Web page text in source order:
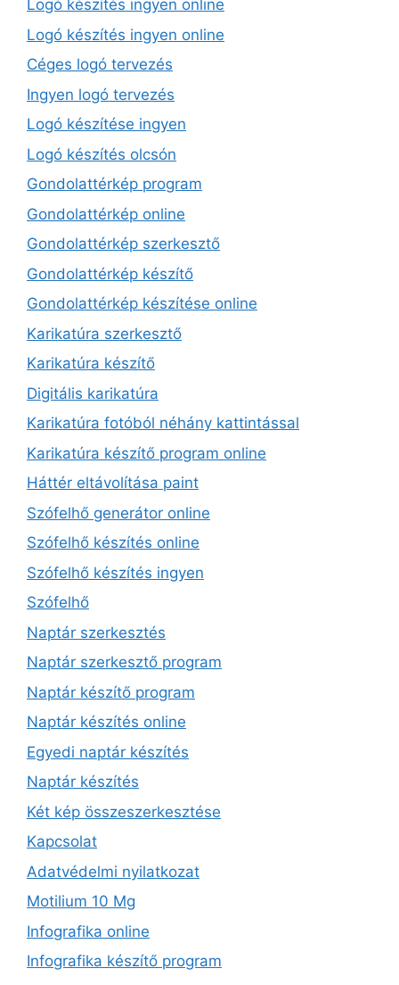
Logó készítés ingyen online
Logó készítés ingyen online
Céges logó tervezés
Ingyen logó tervezés
Logó készítése ingyen
Logó készítés olcsón
Gondolattérkép program
Gondolattérkép online
Gondolattérkép szerkesztő
Gondolattérkép készítő
Gondolattérkép készítése online
Karikatúra szerkesztő
Karikatúra készítő
Digitális karikatúra
Karikatúra fotóból néhány kattintással
Karikatúra készítő program online
Háttér eltávolítása paint
Szófelhő generátor online
Szófelhő készítés online
Szófelhő készítés ingyen
Szófelhő
Naptár szerkesztés
Naptár szerkesztő program
Naptár készítő program
Naptár készítés online
Egyedi naptár készítés
Naptár készítés
Két kép összeszerkesztése
Kapcsolat
Adatvédelmi nyilatkozat
Motilium 10 Mg
Infografika online
Infografika készítő program